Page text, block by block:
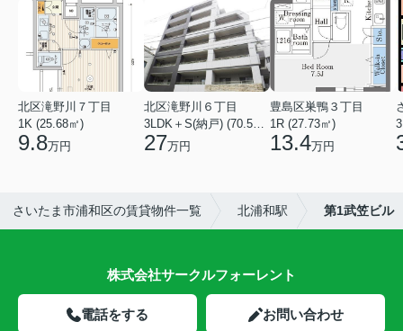
北区滝野川７丁目
1K (25.68㎡)
9.8万円
北区滝野川６丁目
3LDK＋S(納戸) (70.56㎡)
27万円
豊島区巣鴨３丁目
1R (27.73㎡)
13.4万円
さいたま市浦和区の賃貸物件一覧 北浦和駅 第1武笠ビル
株式会社サークルフォーレント
電話をする お問い合わせ